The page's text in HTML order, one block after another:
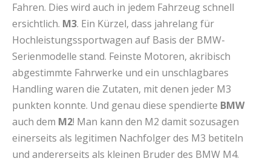
Fahren. Dies wird auch in jedem Fahrzeug schnell
ersichtlich. M3. Ein Kürzel, dass jahrelang für
Hochleistungssportwagen auf Basis der BMW-
Serienmodelle stand. Feinste Motoren, akribisch
abgestimmte Fahrwerke und ein unschlagbares
Handling waren die Zutaten, mit denen jeder M3
punkten konnte. Und genau diese spendierte BMW
auch dem M2! Man kann den M2 damit sozusagen
einerseits als legitimen Nachfolger des M3 betiteln
und andererseits als kleinen Bruder des BMW M4.